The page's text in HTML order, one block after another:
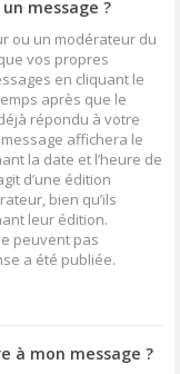
message ?
ou un modérateur du
vos propres
en cliquant le
après que le
répondu à votre
affichera le
la date et l’heure de
d’une édition
bien qu’ils
leur édition.
peuvent pas
a été publiée.
à mon message ?